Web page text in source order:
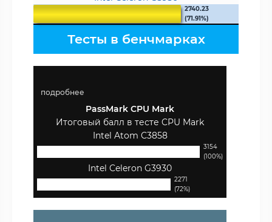
2740.23
(71.91%)
Тесты в бенчмарках
подробнее
PassMark CPU Mark
Итоговый балл в тесте CPU Mark
Intel Atom C3858
3154
(100%)
Intel Celeron G3930
2271
(72%)